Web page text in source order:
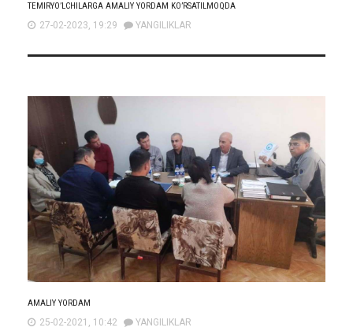
TEMIRYO’LCHILARGA AMALIY YORDAM KO’RSATILMOQDA
27-02-2023, 19:29 YANGILIKLAR
AMALIY YORDAM
25-02-2021, 10:42 YANGILIKLAR